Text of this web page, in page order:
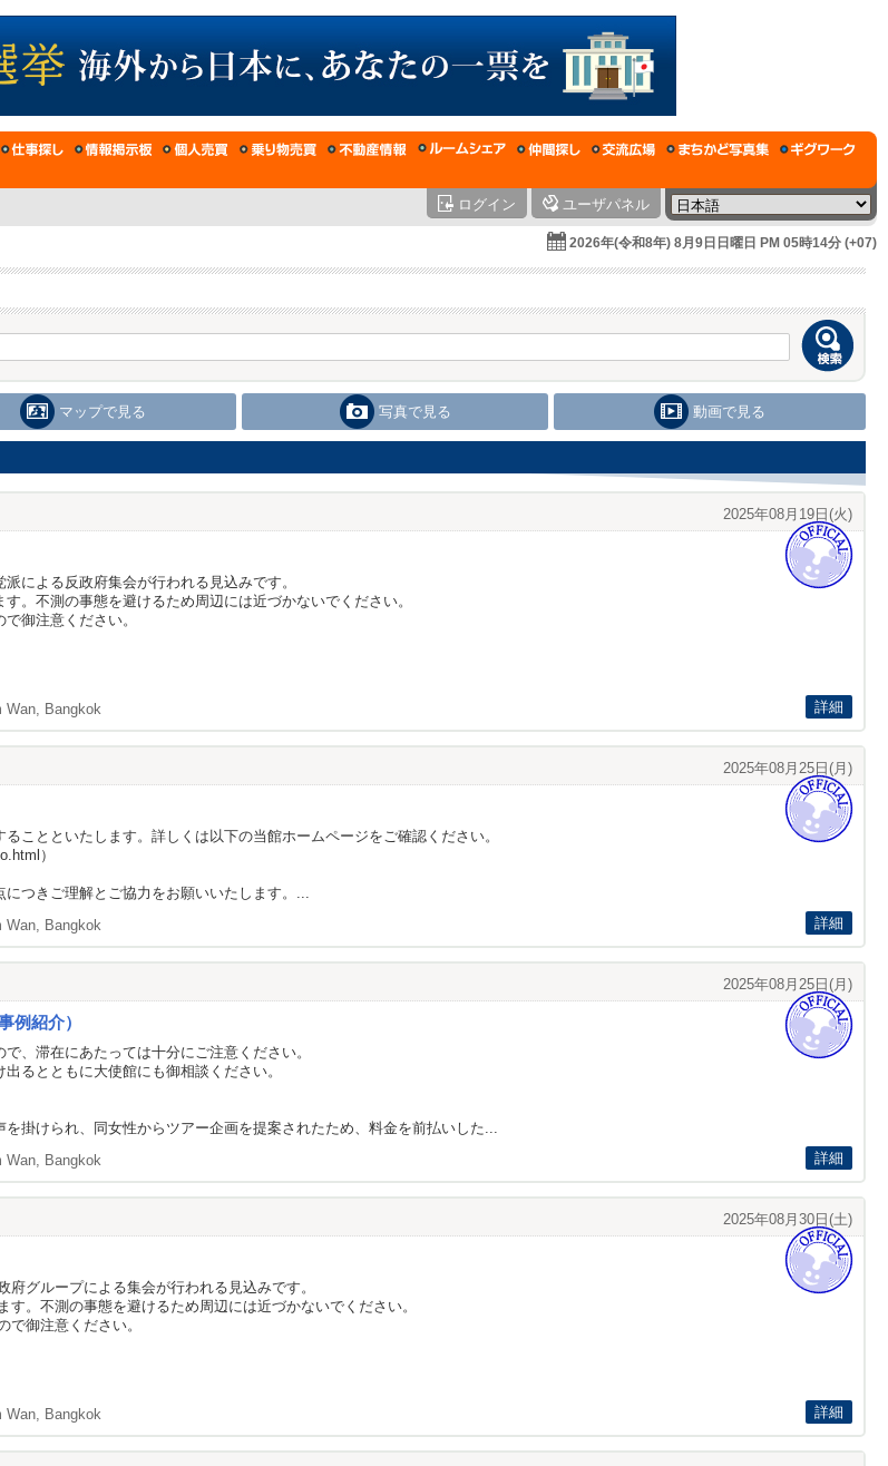
ログイン ユーザパネル
2026年(令和8年) 8月9日日曜日 PM 05時14分 (+07)
マップで見る 写真で見る 動画で見る
2025年08月19日(火)
による反政府集会が行われる見込みです。
。不測の事態を避けるため周辺には近づかないでください。
御注意ください。
Wan, Bangkok 詳細
2025年08月25日(月)
ことといたします。詳しくは以下の当館ホームページをご確認ください。
）
つきご理解とご協力をお願いいたします。...
Wan, Bangkok 詳細
2025年08月25日(月)
例紹介）
、滞在にあたっては十分にご注意ください。
るとともに大使館にも御相談ください。
掛けられ、同女性からツアー企画を提案されたため、料金を前払いした...
Wan, Bangkok 詳細
2025年08月30日(土)
グループによる集会が行われる見込みです。
。不測の事態を避けるため周辺には近づかないでください。
で御注意ください。
Wan, Bangkok 詳細